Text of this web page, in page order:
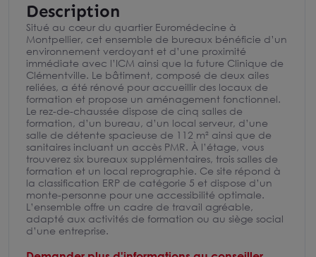
Description
Situé au cœur du quartier Euromédecine à
Montpellier, cet ensemble de bureaux bénéficie d’un
environnement verdoyant et d’une proximité
immédiate avec l’ICM ainsi que la future Clinique de
Clémentville. Le bâtiment, composé de deux ailes
reliées, a été rénové pour accueillir des locaux de
formation et propose un aménagement fonctionnel.
Le rez-de-chaussée dispose de cinq salles de
formation, d’un bureau, d’un local serveur, d’une
salle de détente spacieuse de 112 m² ainsi que de
sanitaires incluant un accès PMR. À l’étage, vous
trouverez six bureaux supplémentaires, trois salles de
formation et un local reprographie. Ce site répond à
la classification ERP de catégorie 5 et dispose d’un
monte-personne pour une accessibilité optimale.
L’ensemble offre un cadre de travail agréable,
adapté aux activités de formation ou au siège social
d’une entreprise.